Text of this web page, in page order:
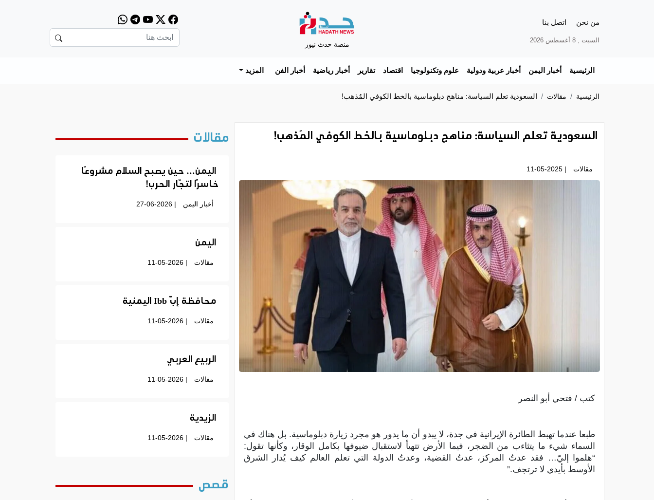
من نحن اتصل بنا
السبت , 8 أغسطس 2026
منصة حدث نيوز
الرئيسية أخبار اليمن أخبار عربية ودولية علوم وتكنولوجيا اقتصاد تقارير أخبار رياضية أخبار الفن المزيد
الرئيسية مقالات السعودية تعلم السياسة: مناهج دبلوماسية بالخط الكوفي المُذهب!
السعودية تعلم السياسة: مناهج دبلوماسية بالخط الكوفي المُذهب!
مقالات | 11-05-2025
كتب / فتحي أبو النصر
طبعا عندما تهبط الطائرة الإيرانية في جدة، لا يبدو أن ما يدور هو مجرد زيارة دبلوماسية. بل هناك في
السماء شيء ما يتثاءب من الضجر، فيما الأرض تتهيأ لاستقبال ضيوفها بكامل الوقار، وكأنها تقول:
“هلموا إليّ… فقد عدتُ المركز، عدتُ القضية، وعدتُ الدولة التي تعلم العالم كيف يُدار الشرق
الأوسط بأيدي لا ترتجف.”
مقالات
اليمن… حين يصبح السلام مشروعًا
خاسرًا لتجّار الحرب!
أخبار اليمن | 27-06-2026
اليمن
مقالات | 11-05-2026
محافظة إبّ Ibb اليمنية
مقالات | 11-05-2026
الربيع العربي
مقالات | 11-05-2026
الزيدية
مقالات | 11-05-2026
قصص